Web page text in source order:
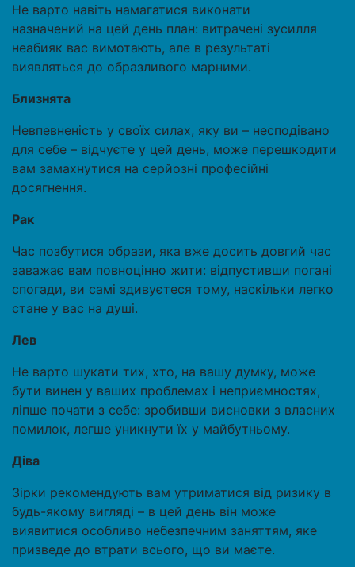
Не варто навіть намагатися виконати
назначений на цей день план: витрачені зусилля
неабияк вас вимотають, але в результаті
виявляться до образливого марними.
Близнята
Невпевненість у своїх силах, яку ви – несподівано
для себе – відчуєте у цей день, може перешкодити
вам замахнутися на серйозні професійні
досягнення.
Рак
Час позбутися образи, яка вже досить довгий час
заважає вам повноцінно жити: відпустивши погані
спогади, ви самі здивуєтеся тому, наскільки легко
стане у вас на душі.
Лев
Не варто шукати тих, хто, на вашу думку, може
бути винен у ваших проблемах і неприємностях,
ліпше почати з себе: зробивши висновки з власних
помилок, легше уникнути їх у майбутньому.
Діва
Зірки рекомендують вам утриматися від ризику в
будь-якому вигляді – в цей день він може
виявитися особливо небезпечним заняттям, яке
призведе до втрати всього, що ви маєте.